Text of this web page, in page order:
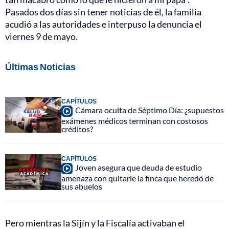
Pasados dos días sin tener noticias de él, la familia
acudió a las autoridades e interpuso la denuncia el
viernes 9 de mayo.
Últimas Noticias
CAPÍTULOS
Cámara oculta de Séptimo Día: ¿supuestos
exámenes médicos terminan con costosos
créditos?
CAPÍTULOS
Joven asegura que deuda de estudio
amenaza con quitarle la finca que heredó de
sus abuelos
Pero mientras la Sijín y la Fiscalía activaban el